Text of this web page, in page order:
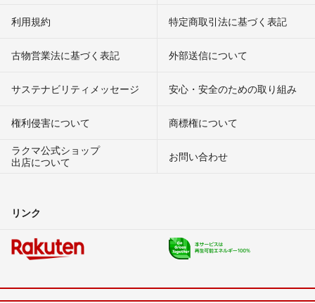
利用規約 特定商取引法に基づく表記
古物営業法に基づく表記 外部送信について
サステナビリティメッセージ 安心・安全のための取り組み
権利侵害について
商標権について
ラクマ公式ショップ
出店について
お問い合わせ
リンク